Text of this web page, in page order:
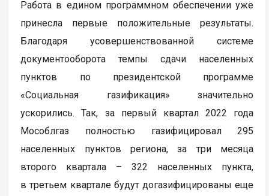
Работа в едином программном обеспечении уже
принесла первые положительные результаты.
Благодаря усовершенствованной системе
документооборота темпы сдачи населенных
пунктов по президентской программе
«Социальная газификация» значительно
ускорились. Так, за первый квартал 2022 года
Мособлгаз полностью газифицировал 295
населенных пунктов региона, за три месяца
второго квартала – 322 населенных пункта,
в третьем квартале будут догазифицированы еще